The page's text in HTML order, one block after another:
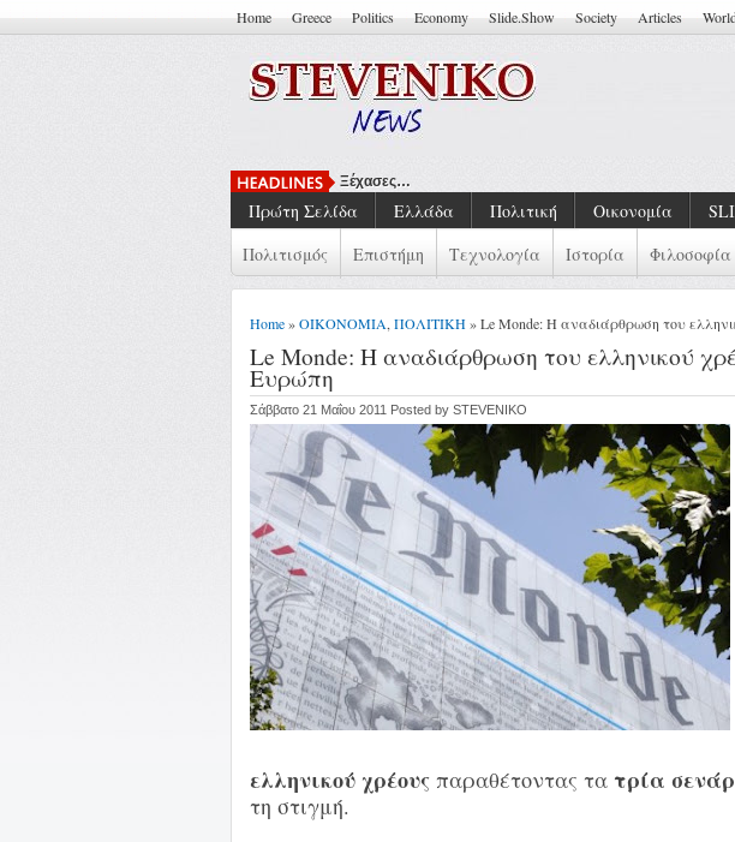
Home Greece Politics Economy Slide.Show Society Articles
Ξέχασες…
Πρώτη Σελίδα Ελλάδα Πολιτική Οικονομία
Πολιτισμός
Επιστήμη Τεχνολογία Ιστορία Φιλοσοφία
Home»ΟΙΚΟΝΟΜΙΑ ΠΟΛΙΤΙΚΗ» Le Monde: Η αναδιάρθρωση του
Le Monde: Η αναδιάρθρωση του ελληνικού
Ευρώπη
Σάββατο 21 Μαΐου 2011 Posted by STEVENIKO
ελληνικού χρέους παραθέτοντας τα τρία
τη στιγμή.